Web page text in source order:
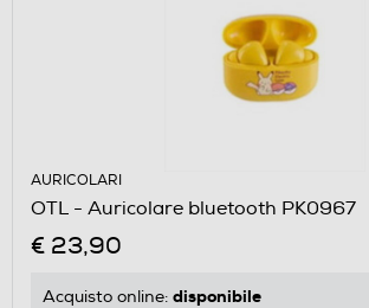
AURICOLARI
OTL - Auricolare bluetooth PK0967
€ 23,90
Acquisto online: disponibile